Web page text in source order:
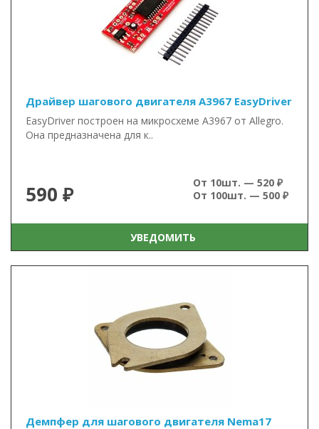
Драйвер шагового двигателя A3967 EasyDriver
EasyDriver построен на микросхеме A3967 от Allegro.
Она предназначена для к..
590 ₽
От 10шт. — 520 ₽
От 100шт. — 500 ₽
УВЕДОМИТЬ
Демпфер для шагового двигателя Nema17